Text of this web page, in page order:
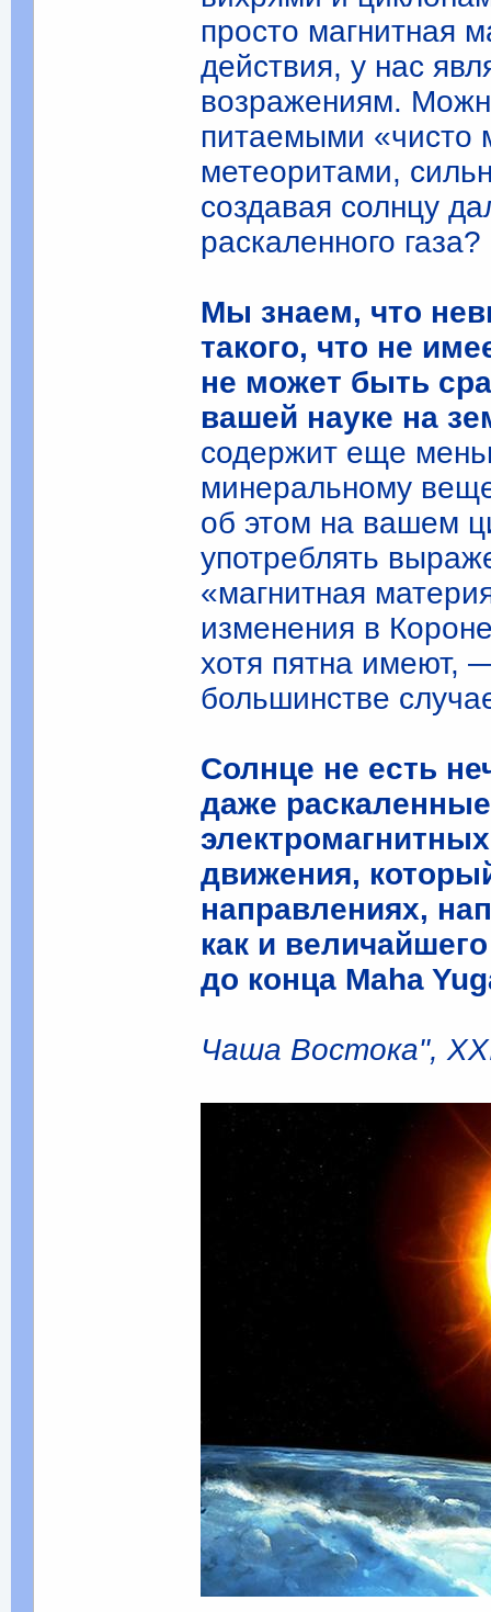
просто магнитная
действия, у нас
возражениям.
питаемыми
метеоритами,
создавая солнцу
раскаленного газа?
Мы знаем, что
такого, что не
не может быть
вашей науке на
содержит еще
минеральному
об этом на вашем
употреблять
«магнитная
изменения в
хотя пятна имеют,
большинстве
Солнце не есть
даже
движения,
направлениях,
как и
до конца Maha
Чаша Востока",